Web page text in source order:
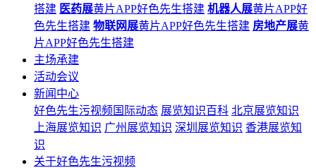
搭建 医药展黄片APP好色先生搭建 机器人展黄片APP好
色先生搭建 物联网展黄片APP好色先生搭建 房地产展黄
片APP好色先生搭建
主场承建
活动会议
新闻中心
好色先生污视频国际动态 展览知识百科 北京展览知识
上海展览知识 广州展览知识 深圳展览知识 香港展览知
识
关于好色先生污视频